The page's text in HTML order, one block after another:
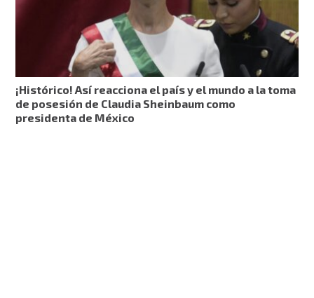
¡Histórico! Así reacciona el país y el mundo a la toma
de posesión de Claudia Sheinbaum como
presidenta de México